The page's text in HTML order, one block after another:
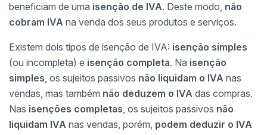
beneficiam de uma isenção de IVA. Deste modo, não
cobram IVA na venda dos seus produtos e serviços.
Existem dois tipos de isenção de IVA: isenção simples
(ou incompleta) e isenção completa. Na isenção
simples, os sujeitos passivos não liquidam o IVA nas
vendas, mas também não deduzem o IVA das compras.
Nas isenções completas, os sujeitos passivos não
liquidam IVA nas vendas, porém, podem deduzir o IVA